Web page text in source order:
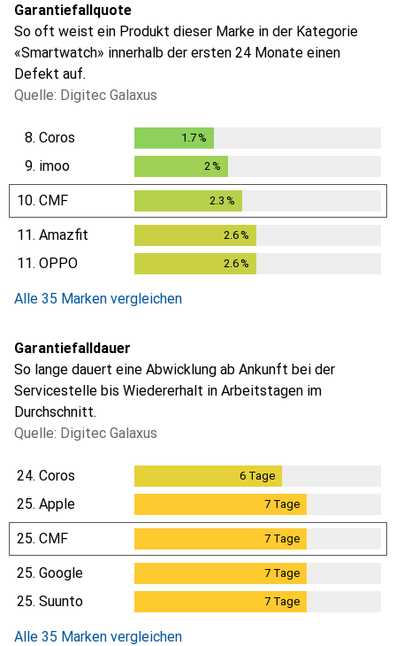
Garantiefallquote
So oft weist ein Produkt dieser Marke in der Kategorie
«Smartwatch» innerhalb der ersten 24 Monate einen
Defekt auf.
Quelle: Digitec Galaxus
8. Coros 1.7%
9. imoo 2 %
10. CMF 2.3 %
11. Amazfit 2.6%
11. OPPO 2.6%
Alle 35 Marken vergleichen
Garantiefalldauer
So lange dauert eine Abwicklung ab Ankunft bei der
Servicestelle bis Wiedererhalt in Arbeitstagen im
Durchschnitt.
Quelle: Digitec Galaxus
24. Coros 6 Tage
25. Apple 7 Tage
25. CMF 7 Tage
25. Google 7 Tage
25. Suunto 7 Tage
Alle 35 Marken vergleichen